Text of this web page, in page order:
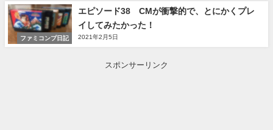
ファミコンプ日記
エピソード38 CMが衝撃的で、とにかくプレ
イしてみたかった！
2021年2月5日
スポンサーリンク